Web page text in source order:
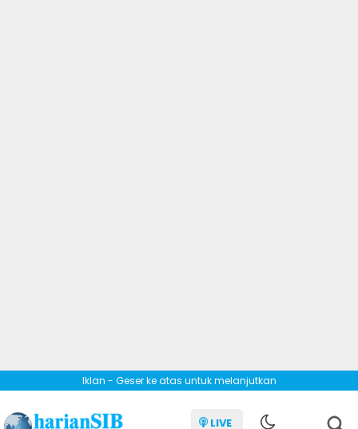
Iklan - Geser ke atas untuk melanjutkan
LIVE